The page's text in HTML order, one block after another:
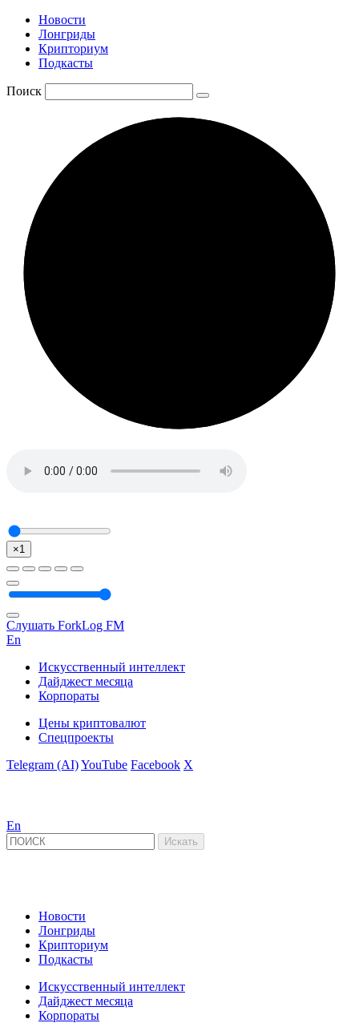
Новости
Лонгриды
Крипториум
Подкасты
Поиск
×1
Слушать ForkLog FM
En
Искусственный интеллект
Дайджест месяца
Корпораты
Цены криптовалют
Спецпроекты
Telegram (AI)YouTube Facebook X
En
Новости
Лонгриды
Крипториум
Подкасты
Искусственный интеллект
Дайджест месяца
Корпораты